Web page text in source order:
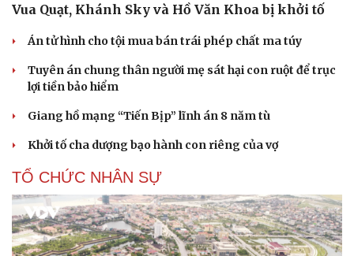
Vua Quạt, Khánh Sky và Hồ Văn Khoa bị khởi tố
Án tử hình cho tội mua bán trái phép chất ma túy
Tuyên án chung thân người mẹ sát hại con ruột để trục
lợi tiền bảo hiểm
Giang hồ mạng “Tiến Bịp” lĩnh án 8 năm tù
Khởi tố cha dượng bạo hành con riêng của vợ
TỔ CHỨC NHÂN SỰ